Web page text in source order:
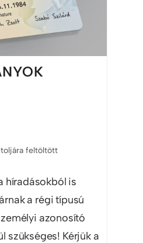
feltöltött
híradásokból is
a régi típusú
azonosító
szükséges! Kérjük a